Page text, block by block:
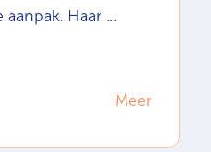
Haar ...
Meer